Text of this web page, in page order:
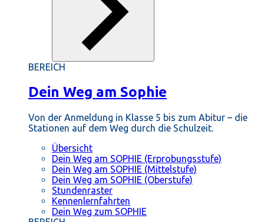
BEREICH
Dein Weg am Sophie
Von der Anmeldung in Klasse 5 bis zum Abitur – die
Stationen auf dem Weg durch die Schulzeit.
Übersicht
Dein Weg am SOPHIE (Erprobungsstufe)
Dein Weg am SOPHIE (Mittelstufe)
Dein Weg am SOPHIE (Oberstufe)
Stundenraster
Kennenlernfahrten
Dein Weg zum SOPHIE